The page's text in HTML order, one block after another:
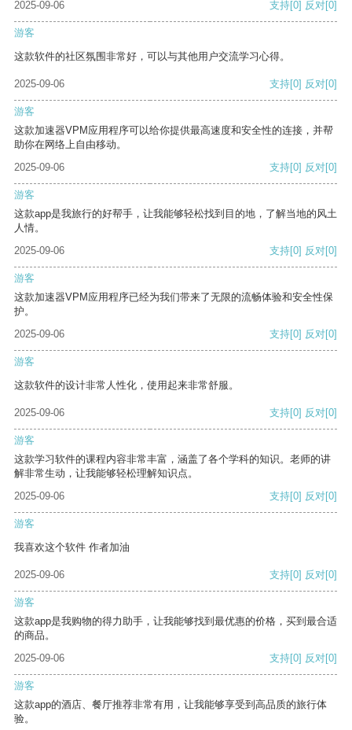
2025-09-06
支持[0] 反对[0]
游客
这款软件的社区氛围非常好，可以与其他用户交流学习心得。
2025-09-06 支持[0] 反对[0]
游客
这款加速器VPM应用程序可以给你提供最高速度和安全性的连接，并帮
助你在网络上自由移动。
2025-09-06
支持[0] 反对[0]
游客
这款app是我旅行的好帮手，让我能够轻松找到目的地，了解当地的风土
人情。
2025-09-06
支持[0] 反对[0]
游客
这款加速器VPM应用程序已经为我们带来了无限的流畅体验和安全性保
护。
2025-09-06
支持[0] 反对[0]
游客
这款软件的设计非常人性化，使用起来非常舒服。
2025-09-06 支持[0] 反对[0]
游客
这款学习软件的课程内容非常丰富，涵盖了各个学科的知识。老师的讲
解非常生动，让我能够轻松理解知识点。
2025-09-06
支持[0] 反对[0]
游客
我喜欢这个软件 作者加油
2025-09-06 支持[0] 反对[0]
游客
这款app是我购物的得力助手，让我能够找到最优惠的价格，买到最合适
的商品。
2025-09-06
支持[0] 反对[0]
游客
这款app的酒店、餐厅推荐非常有用，让我能够享受到高品质的旅行体
验。